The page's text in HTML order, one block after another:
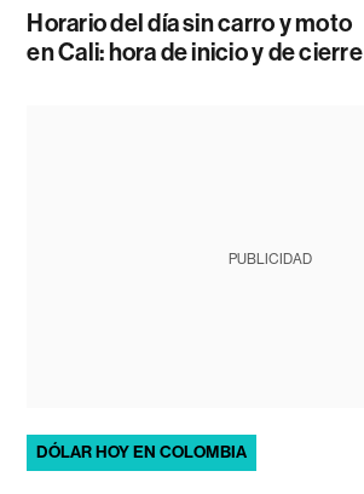
Horario del día sin carro y moto
en Cali: hora de inicio y de cierre
PUBLICIDAD
DÓLAR HOY EN COLOMBIA